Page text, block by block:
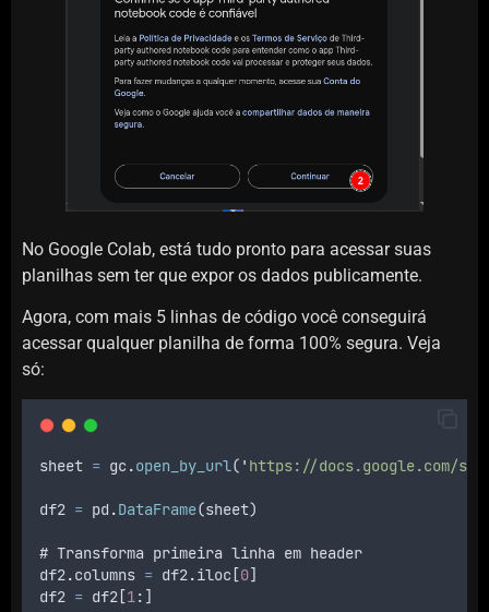
No Google Colab, está tudo pronto para acessar suas
planilhas sem ter que expor os dados publicamente.
Agora, com mais 5 linhas de código você conseguirá
acessar qualquer planilha de forma 100% segura. Veja
só:
sheet = gc .open_by_url ( ' https://docs.google.com/
df2 = pd .DataFrame(sheet)
# Transforma primeira linha em header
df2 .columns = df2 .iloc [0]
df2 = df2 [1 :]